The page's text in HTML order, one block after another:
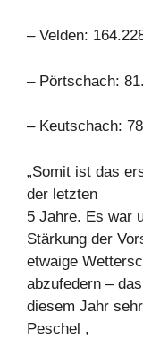
– Velden:
– Pörtschach:
– Keutschach:
„Somit ist das
der letzten
5 Jahre. Es war
Stärkung der
etwaige
abzufedern –
diesem Jahr
Peschel ,